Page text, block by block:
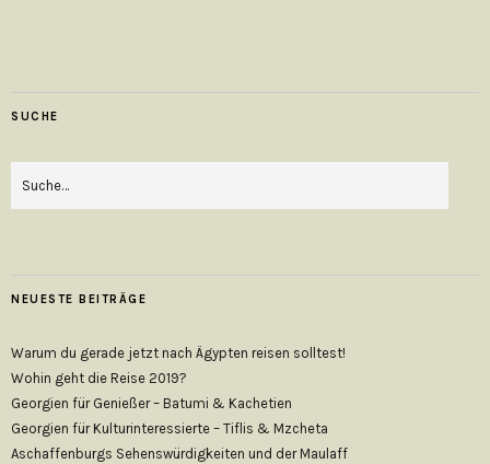
SUCHE
NEUESTE BEITRÄGE
Warum du gerade jetzt nach Ägypten reisen solltest!
Wohin geht die Reise 2019?
Georgien für Genießer – Batumi & Kachetien
Georgien für Kulturinteressierte – Tiflis & Mzcheta
Aschaffenburgs Sehenswürdigkeiten und der Maulaff